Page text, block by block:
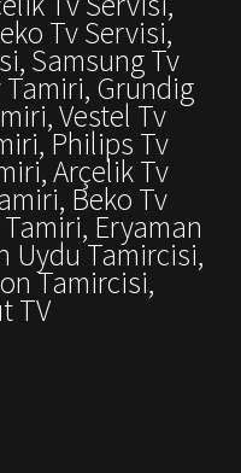
Tv Servisi,
Samsung Tv
Grundig
Vestel Tv
Philips Tv
Arçelik Tv
Beko Tv
Eryaman
Uydu Tamircisi,
Tamircisi,
TV